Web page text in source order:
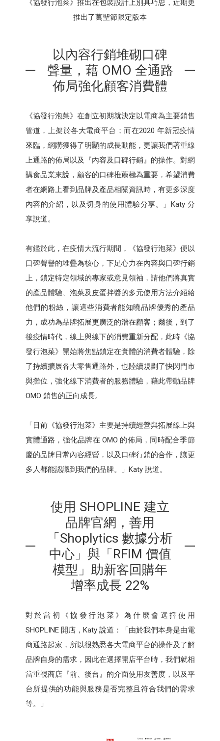
《協發行泡菜》推出在包裝設計上別具巧思，近期更
推出了萬聖節限定版本
以內容行銷堆砌口碑
聲量，藉 OMO 全通路
佈局強化顧客消費體
《協發行泡菜》在創立初期就決定以電商為主要銷售
管道，上架於各大電商平台；而在2020 年新冠疫情
來臨，網購獲得了明顯的成長動能，更讓我們著重線
上通路的佈局以及『內容及口碑行銷』的操作。對網
購食品業來說，顧客的口碑推薦極為重要，希望消費
者在網路上看到品牌及產品相關資訊時，有更多深度
內容的介紹，以及切身的使用體驗分享。」Katy 分
享說道。
有鑑於此，在疫情大流行期間，《協發行泡菜》便以
口碑聲譽的堆疊為核心，下足心力在內容與口碑行銷
上，鎖定特定領域的專家或意見領袖，請他們將真實
的產品體驗、泡菜及皮蛋拌醬的多元使用方法介紹給
他們的粉絲，讓這些消費者能知曉品牌優秀的產品
力，成功為品牌拓展更廣泛的潛在顧客；爾後，到了
後疫情時代，線上與線下的消費重新分配，此時《協
發行泡菜》開始將焦點鎖定在實體的消費者體驗，除
了持續擴展各大零售通路外，也陸續規劃了快閃門市
與攤位，強化線下消費者的服務體驗，藉此帶動品牌
OMO 銷售的正向成長。
「目前《協發行泡菜》主要是持續經營與拓展線上與
實體通路，強化品牌在 OMO 的佈局，同時配合季節
慶的品牌日常內容經營，以及口碑行銷的合作，讓更
多人都能認識到我們的品牌。」Katy 說道。
使用 SHOPLINE 建立
品牌官網，善用
「Shoplytics 數據分析
中心」與「RFIM 價值
模型」助新客回購年
增率成長 22%
對於當初《協發行泡菜》為什麼會選擇使用
SHOPLINE 開店，Katy 說道：「由於我們本身是由電
商通路起家，所以很熟悉各大電商平台的操作及了解
品牌自身的需求，因此在選擇開店平台時，我們就相
當重視商店『前、後台』的介面使用友善度，以及平
台所提供的功能與服務是否完整且符合我們的需求
等。」